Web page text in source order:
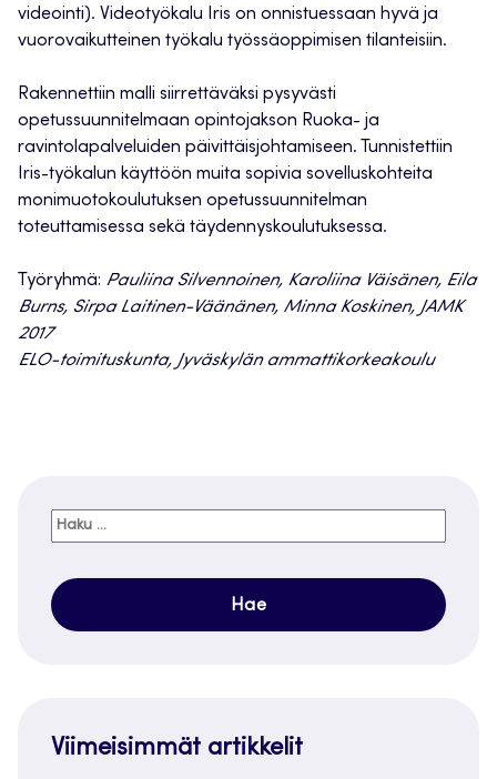
videointi). Videotyökalu Iris on onnistuessaan hyvä ja
vuorovaikutteinen työkalu työssäoppimisen tilanteisiin.
Rakennettiin malli siirrettäväksi pysyvästi
opetussuunnitelmaan opintojakson Ruoka- ja
ravintolapalveluiden päivittäisjohtamiseen. Tunnistettiin
Iris-työkalun käyttöön muita sopivia sovelluskohteita
monimuotokoulutuksen opetussuunnitelman
toteuttamisessa sekä täydennyskoulutuksessa.
Työryhmä: Pauliina Silvennoinen, Karoliina Väisänen, Eila
Burns, Sirpa Laitinen-Väänänen, Minna Koskinen, JAMK
2017
ELO-toimituskunta, Jyväskylän ammattikorkeakoulu
Haku:
Viimeisimmät artikkelit